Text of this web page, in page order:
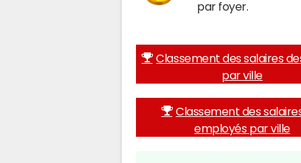
par foyer.
Classement des salaires
par ville
Classement des
employés par ville